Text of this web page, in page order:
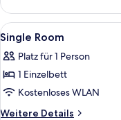
Room
Alle
Fotos
für
Single
Room
anzeigen
3
Single Room
Platz für 1 Person
1 Einzelbett
Kostenloses WLAN
Weitere Details
Weitere